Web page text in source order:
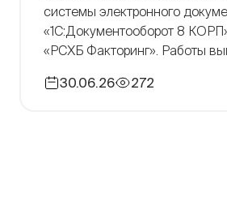
системы электронного
«1С:Документооборот 8
«РСХБ Факторинг». Работы
точном соответствии с
30.06.26 272